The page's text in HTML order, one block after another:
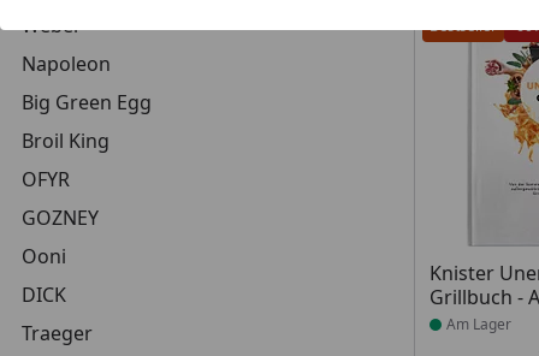
Weber
Napoleon
Big Green Egg
Broil King
OFYR
GOZNEY
Ooni
DICK
Traeger
Bestseller -
Knister
Grillbuch -
Produkt
Am Lager